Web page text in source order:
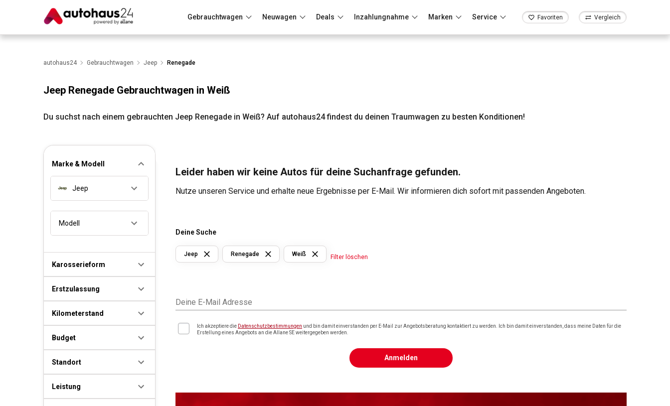
Gebrauchtwagen Neuwagen Deals Inzahlungnahme Marken Service Favoriten Vergleich
Wir bewerten dein AutoRund um die Inzahlungnahme
autohaus24 Gebrauchtwagen Jeep Renegade
Jeep Renegade Gebrauchtwagen in Weiß
Du suchst nach einem gebrauchten Jeep Renegade in Weiß? Auf autohaus24 findest du deinen Traumwagen zu besten Konditionen!
Marke & Modell
Jeep
Modell
Karosserieform
Erstzulassung
Kilometerstand
Budget
Standort
Leistung
Leider haben wir keine Autos für deine Suchanfrage gefunden.
Nutze unseren Service und erhalte neue Ergebnisse per E-Mail. Wir informieren dich sofort mit passenden Angeboten.
Deine Suche
Jeep Renegade Weiß Filter löschen
Deine E-Mail Adresse
Ich akzeptiere die Datenschutzbestimmungen und bin damit einverstanden per E-Mail zur Angebotsberatung kontaktiert zu werden. Ich bin damit einverstanden, dass meine Daten für die
Erstellung eines Angebots an die Allane SE weitergegeben werden.
Anmelden